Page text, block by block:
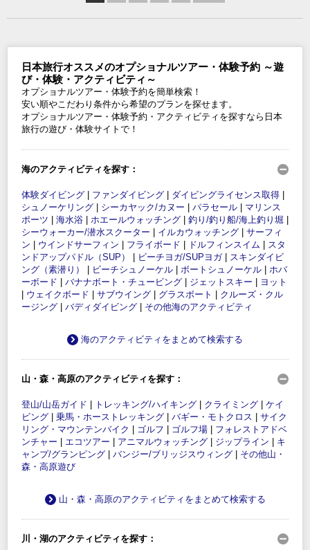
日本旅行オススメのオプショナルツアー・体験予約 ～遊
び・体験・アクティビティ～
オプショナルツアー・体験予約を簡単検索！
安い順やこだわり条件から希望のプランを探せます。
オプショナルツアー・体験予約・アクティビティを探すなら日本
旅行の遊び・体験サイトで！
海のアクティビティを探す：
体験ダイビング ファンダイビング ダイビングライセンス取得
シュノーケリング
シーカヤック/カヌー パラセール
マリンス
ポーツ
海水浴 ホエールウォッチング 釣り/釣り船/海上釣り堀
シーウォーカー/潜水スクーター
イルカウォッチング
サーフィ
ン
ウインドサーフィン フライボード ドルフィンスイム
スタ
ンドアップパドル（SUP）
ビーチヨガ/SUPヨガ| スキンダイビ
ング（素潜り）
ビーチシュノーケル ボートシュノーケル
ホバ
ーボード
バナナボート・チュービング ジェットスキー
ヨット
ウェイクボード サブウイング グラスボート
クルーズ・クル
ージング
バディダイビング その他海のアクティビティ
海のアクティビティをまとめて検索する
山・森・高原のアクティビティを探す：
登山/山岳ガイド トレッキング/ハイキング クライミング
ケイ
ビング
乗馬・ホーストレッキング バギー・モトクロス
サイク
リング・マウンテンバイク
ゴルフ ゴルフ場
フォレストアドベ
ンチャー
エコツアー アニマルウォッチング ジップライン
キ
ャンプ/グランピング
バンジー/ブリッジスウィング
その他山・
森・高原遊び
山・森・高原のアクティビティをまとめて検索する
川・湖のアクティビティを探す：